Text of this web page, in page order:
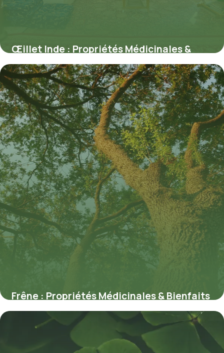
Œillet Inde : Propriétés Médicinales &
Usages
10 juillet 2026
Frêne : Propriétés Médicinales & Bienfaits
9 juillet 2026